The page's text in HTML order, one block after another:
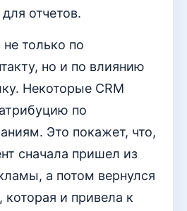
отчетов.
только по
но и по влиянию
Некоторые CRM
по
Это покажет, что,
сначала пришел из
а потом вернулся
которая и привела к